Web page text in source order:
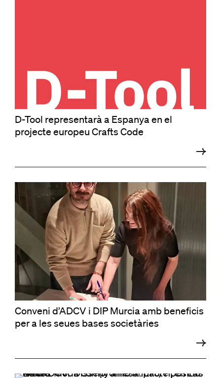
D-Tool representarà a Espanya en el
projecte europeu Crafts Code
Conveni d’ADCV i DIP Murcia amb beneficis
per a les seues bases societàries